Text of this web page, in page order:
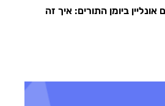
ביומן התורים: איך זה